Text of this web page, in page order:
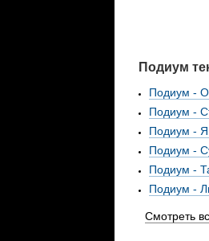
Подиум
Подиум -
Подиум -
Подиум - Я
Подиум -
Подиум -
Подиум -
Смотреть